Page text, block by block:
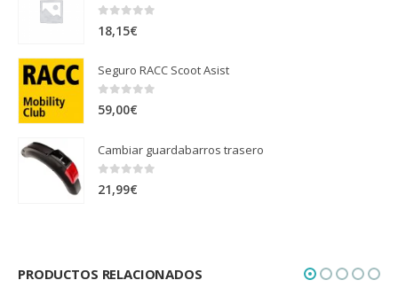
18,15€
Seguro RACC Scoot Asist
0 out of 5
59,00€
Cambiar guardabarros trasero
0 out of 5
21,99€
PRODUCTOS RELACIONADOS